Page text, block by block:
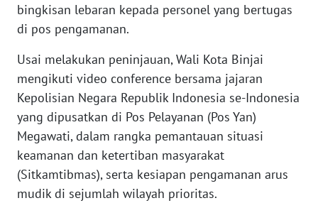
bingkisan lebaran kepada personel yang bertugas
di pos pengamanan.
Usai melakukan peninjauan, Wali Kota Binjai
mengikuti video conference bersama jajaran
Kepolisian Negara Republik Indonesia se-Indonesia
yang dipusatkan di Pos Pelayanan (Pos Yan)
Megawati, dalam rangka pemantauan situasi
keamanan dan ketertiban masyarakat
(Sitkamtibmas), serta kesiapan pengamanan arus
mudik di sejumlah wilayah prioritas.
SULBAR
WN
BABEL
WN
SUMBAR
WN
SUMSEL